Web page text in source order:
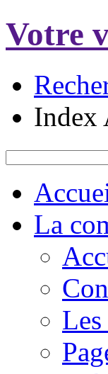
Votre
Index
La